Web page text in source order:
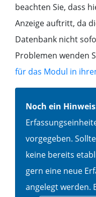
beachten Sie, dass
Anzeige auftritt, da
Datenbank nicht
Problemen wenden
für das Modul in
Noch ein
vorgegeben.
keine bereits
gern eine neue
angelegt werden.